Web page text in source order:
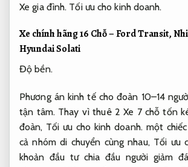
Xe gia đình. Tối ưu cho kinh doanh.
Xe chính hãng 16 Chỗ – Ford Transit,
Hyundai Solati
Độ bền.
Phương án kinh tế cho đoàn 10–14
tận tâm.Thay vì thuê 2 Xe 7 chỗ tốn
đoàn, Tối ưu cho kinh doanh.một chiếc
cả nhóm di chuyển cùng nhau, Tối ưu
khoản đầu tư chia đầu người giảm